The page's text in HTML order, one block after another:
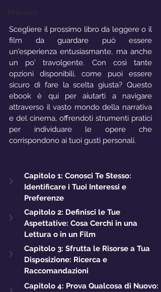
Scegliere il prossimo libro da leggere o il
film da guardare può essere
un'esperienza entusiasmante, ma anche
un po' travolgente. Con così tante
opzioni disponibili, come puoi essere
sicuro di fare la scelta giusta? Questo
ebook è qui per aiutarti a navigare
attraverso il vasto mondo della narrativa
e del cinema, offrendoti strumenti pratici
per individuare le opere che
corrispondono ai tuoi gusti personali.
Capitolo 1: Conosci Te Stesso:
Identificare i Tuoi Interessi e
Preferenze
Capitolo 2: Definisci le Tue
Aspettative: Cosa Cerchi in una
Lettura o in un Film
Capitolo 3: Sfrutta le Risorse a Tua
Disposizione: Ricerca e
Raccomandazioni
Capitolo 4: Prova Qualcosa di Nuovo: